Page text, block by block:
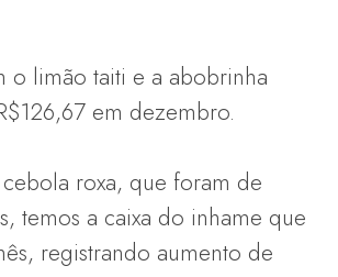
o limão taiti e a abobrinha
em dezembro.
roxa, que foram de
temos a caixa do inhame que
registrando aumento de